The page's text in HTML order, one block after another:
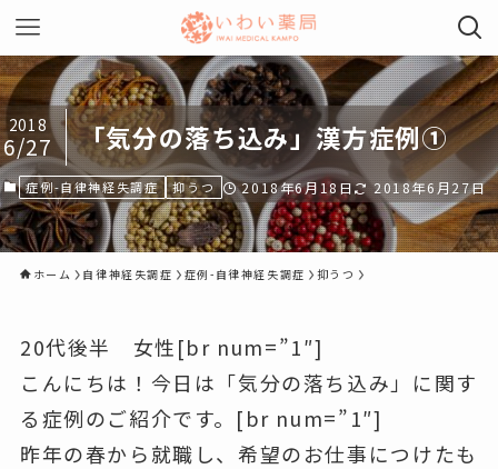
「気分の落ち込み」漢方症例①
2018
6/27
症例-自律神経失調症 抑うつ 2018年6月18日 2018年6月27日
ホーム 自律神経失調症 症例-自律神経失調症 抑うつ
20代後半 女性[br num=”1″]
こんにちは！今日は「気分の落ち込み」に関す
る症例のご紹介です。[br num=”1″]
昨年の春から就職し、希望のお仕事につけたも